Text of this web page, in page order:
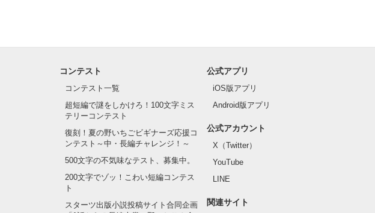
コンテスト
コンテスト一覧
超短編で謎をしかけろ！100文字ミス
テリーコンテスト
復刻！夏の野いちごビギナーズ応援コ
ンテスト～中・長編チャレンジ！～
500文字の不気味なテスト、募集中。
200文字でゾッ！こわい短編コンテス
ト
スターツ出版小説投稿サイト合同企画
公式アプリ
iOS版アプリ
Android版アプリ
公式アカウント
X（Twitter）
YouTube
LINE
関連サイト